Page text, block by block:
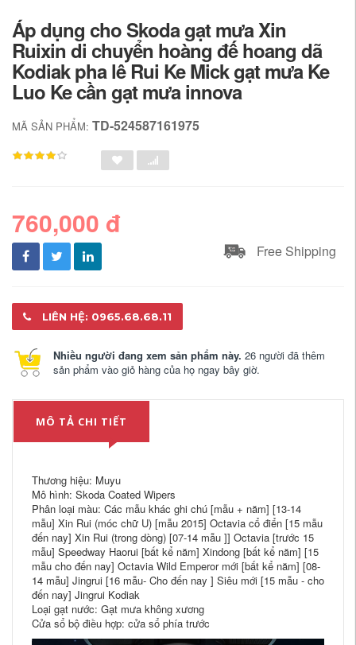
Áp dụng cho Skoda gạt mưa Xin
Ruixin di chuyển hoàng đế hoang dã
Kodiak pha lê Rui Ke Mick gạt mưa Ke
Luo Ke cần gạt mưa innova
MÃ SẢN PHẨM: TD-524587161975
760,000 đ
Free Shipping
LIÊN HỆ: 0965.68.68.11
Nhiều người đang xem sản phẩm này. 26 người đã thêm
sản phẩm vào giỏ hàng của họ ngay bây giờ.
MÔ TẢ CHI TIẾT
Thương hiệu: Muyu
Mô hình: Skoda Coated Wipers
Phân loại màu: Các mẫu khác ghi chú [mẫu + năm] [13-14
mẫu] Xin Rui (móc chữ U) [mẫu 2015] Octavia cổ điển [15 mẫu
đến nay] Xin Rui (trong dòng) [07-14 mẫu ]] Octavia [trước 15
mẫu] Speedway Haorui [bất kể năm] Xindong [bất kể năm] [15
mẫu cho đến nay] Octavia Wild Emperor mới [bất kể năm] [08-
14 mẫu] Jingrui [16 mẫu- Cho đến nay ] Siêu mới [15 mẫu - cho
đến nay] Jingrui Kodiak
Loại gạt nước: Gạt mưa không xương
Cửa sổ bộ điều hợp: cửa sổ phía trước